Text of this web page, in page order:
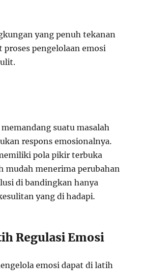
yang penuh tekanan
proses pengelolaan emosi
memandang suatu masalah
respons emosionalnya.
pola pikir terbuka
mudah menerima perubahan
di bandingkan hanya
yang di hadapi.
Regulasi Emosi
emosi dapat di latih